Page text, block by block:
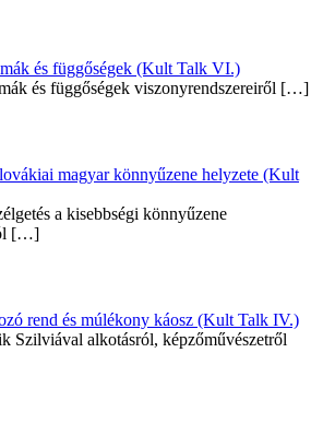
és függőségek (Kult Talk VI.)
és függőségek viszonyrendszereiről […]
magyar könnyűzene helyzete (Kult
a kisebbségi könnyűzene
[…]
rend és múlékony káosz (Kult Talk IV.)
Szilviával alkotásról, képzőművészetről